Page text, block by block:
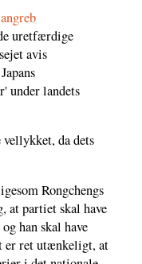
angreb
uretfærdige
avis
under landets
da dets
Rongchengs
at partiet skal have
han skal have
er ret utænkeligt, at